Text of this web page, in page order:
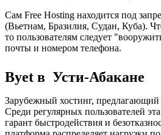
Сам Free Hosting находится под
(Вьетнам, Бразилия, Судан, Куба).
то пользователям следует
почты и номером телефона.
Byet в Усти-Абакане
Зарубежный хостинг,
Среди регулярных пользователей
гарант быстродействия и